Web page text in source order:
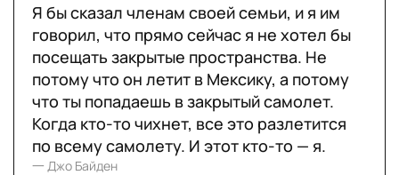
Я бы сказал членам своей семьи, и я им
говорил, что прямо сейчас я не хотел бы
посещать закрытые пространства. Не
потому что он летит в Мексику, а потому
что ты попадаешь в закрытый самолет.
Когда кто-то чихнет, все это разлетится
по всему самолету. И этот кто-то — я.
一 Джо Байден